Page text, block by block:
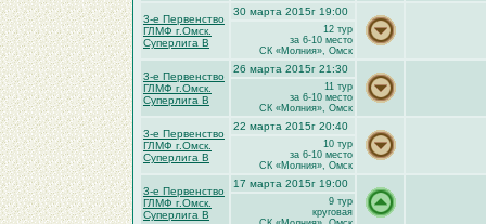
3-е Первенство
ГЛМФ г.Омск.
Суперлига В
30 марта 2015г 19:00
12 тур
за 6-10 место
СК «Молния», Омск
3-е Первенство
ГЛМФ г.Омск.
Суперлига В
26 марта 2015г 21:30
11 тур
за 6-10 место
СК «Молния», Омск
3-е Первенство
ГЛМФ г.Омск.
Суперлига В
22 марта 2015г 20:40
10 тур
за 6-10 место
СК «Молния», Омск
3-е Первенство
ГЛМФ г.Омск.
Суперлига В
17 марта 2015г 19:00
9 тур
круговая